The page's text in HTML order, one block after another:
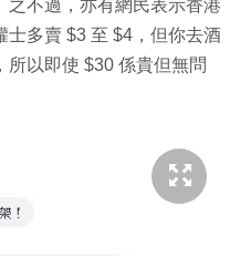
之不過，亦有網民表示香港
士多賣 $3 至 $4，但你去酒
所以即使 $30 係貴但無問